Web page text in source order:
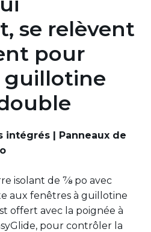
se relèvent
pour
guillotine
intégrés | Panneaux de
isolant de ⅞ po avec
aux fenêtres à guillotine
offert avec la poignée à
, pour contrôler la